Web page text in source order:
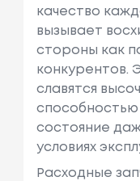
качество
вызывает
стороны как
конкурентов.
славятся
способностью
состояние
условиях
Расходные